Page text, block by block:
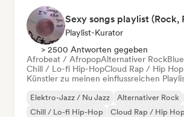
Playlist-Kurator
> 2500 Antworten gegeben
Afrobeat / AfropopAlternativer Rock
Chill / Lo-fi Hip-HopCloud Rap / Hip Hop
Künstler zu meinen einflussreichen
Elektro-Jazz / Nu Jazz Alternativer Rock
Chill / Lo-fi Hip-Hop
Cloud Rap / Hip Hop